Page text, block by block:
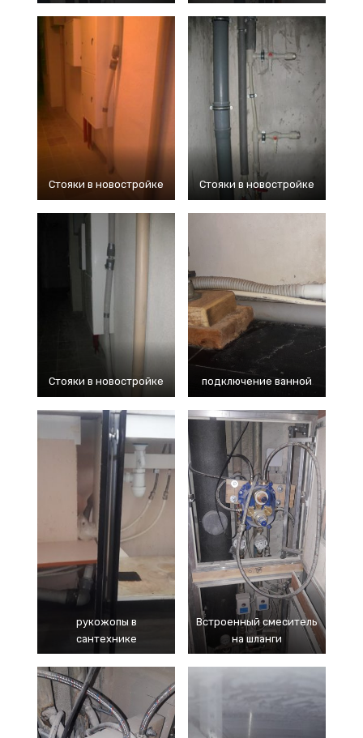
Стояки в новостройке Стояки в новостройке
Стояки в новостройке подключение ванной
рукожопы в
сантехнике
Встроенный смеситель
на шланги